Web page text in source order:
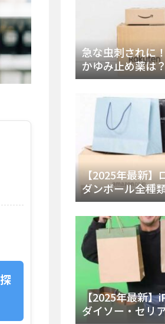
急な虫刺されに
かゆみ止め薬は
ン・ファミマの
【2025年最新】
ダンボール全種
便・ゆうパック
徹底解説
【2025年最新】
ダイソー・セリ